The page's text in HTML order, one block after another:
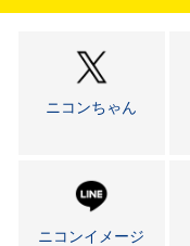
ニコンちゃん
ニコンイメージ